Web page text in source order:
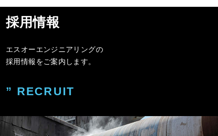
採用情報
エスオーエンジニアリングの
採用情報をご案内します。
” RECRUIT